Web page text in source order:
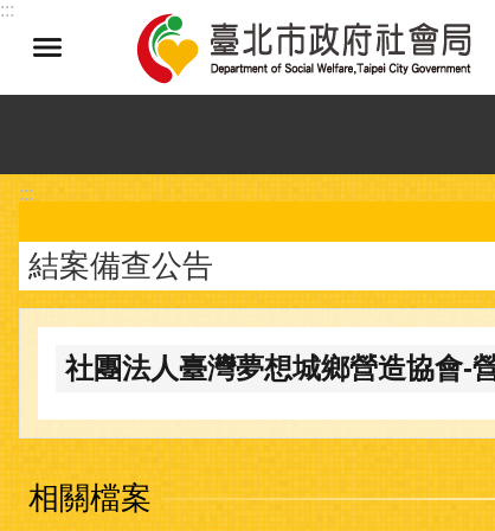
跳到主要內容區塊
:::
:::
結案備查公告
社團法人臺灣夢想城鄉營造協會-
相關檔案